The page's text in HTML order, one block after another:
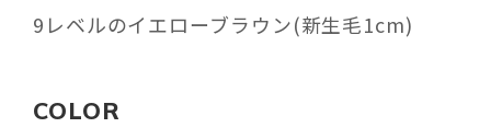
9レベルのイエローブラウン(新生毛1cm)
COLOR